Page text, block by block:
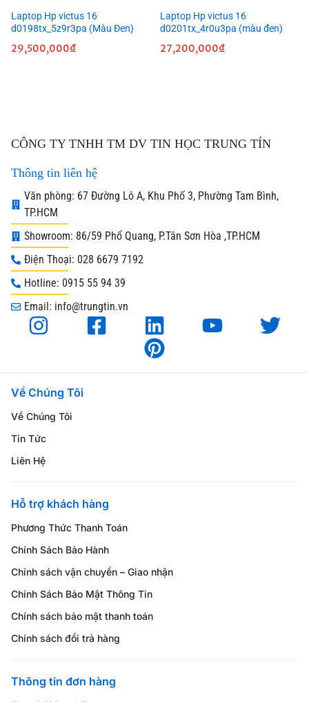
Laptop Hp victus 16
d0198tx_5z9r3pa (Màu Đen)
29,500,000₫
Laptop Hp victus 16
d0201tx_4r0u3pa (màu đen)
27,200,000₫
CÔNG TY TNHH TM DV TIN HỌC TRUNG TÍN
Thông tin liên hệ
Văn phòng: 67 Đường Lô A, Khu Phố 3, Phường Tam Bình,
TP.HCM
Showroom: 86/59 Phổ Quang, P.Tân Sơn Hòa ,TP.HCM
Điện Thoại: 028 6679 7192
Hotline: 0915 55 94 39
Email: info@trungtin.vn
Về Chúng Tôi
Về Chúng Tôi
Tin Tức
Liên Hệ
Hỗ trợ khách hàng
Phương Thức Thanh Toán
Chính Sách Bảo Hành
Chính sách vận chuyển – Giao nhận
Chính Sách Bảo Mật Thông Tin
Chính sách bảo mật thanh toán
Chính sách đổi trả hàng
Thông tin đơn hàng